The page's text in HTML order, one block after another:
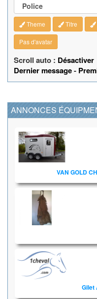
Theme Titre
Pas d'avatar
Scroll auto : Désactiver
Dernier message-
ANNONCES
VAN GOLD
Gilet